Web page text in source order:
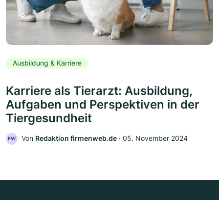
Ausbildung & Karriere
Karriere als Tierarzt: Ausbildung,
Aufgaben und Perspektiven in der
Tiergesundheit
FW Von Redaktion firmenweb.de ‧ 05. November 2024